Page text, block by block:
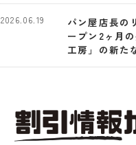
パン屋店長の
ープン2ヶ月
工房」の新た
2026.06.19